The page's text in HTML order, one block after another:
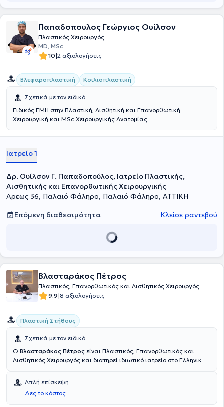
Παπαδοπουλος Γεώργιος Ουίλσον
Πλαστικός Χειρουργός
MD, MSc
10|2 αξιολογήσεις
Βλεφαροπλαστική Κοιλιοπλαστική
Σχετικά με τον ειδικό
Ειδικός FMH στην Πλαστική, Αισθητική και Επανορθωτική
Χειρουργική και MSc Χειρουργικής Ανατομίας
Ιατρείο 1
Δρ. Ουίλσον Γ. Παπαδοπούλος, Ιατρείο Πλαστικής,
Αισθητικής και Επανορθωτικής Χειρουργικής
Αρεως 36, Παλαιό Φάληρο, Παλαιό Φάληρο, ΑΤΤΙΚΗ
Επόμενη διαθεσιμότητα
Κλείσε ραντεβού
Βλασταράκος Πέτρος
Πλαστικός, Επανορθωτικός και Αισθητικός Χειρουργός
9.9|8 αξιολογήσεις
Πλαστική Στήθους
Σχετικά με τον ειδικό
Ο Βλασταράκος Πέτρος είναι Πλαστικός, Επανορθωτικός και
Αισθητικός Χειρουργός και διατηρεί ιδιωτικό ιατρείο στο Ελληνικό.
Μάλτας και απέκτησε τον τίτλο του Πλαστικού, Επανορθωτικού και
Αισθητικού Χειρουργού ύστερα από την ειδίκευσή του σε γνωστά
νοσοκομεία της Μεγάλης Βρετανίας και της Ελλάδας. Ακόμη, έχει
εξειδικευτεί στο Facelift στην Clinique des Champs - Elysées του
Απλή επίσκεψη
Δες το κόστος